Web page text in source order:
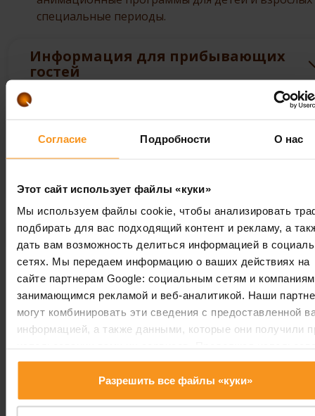
Согласие Подробности О нас
Этот сайт использует файлы «куки»
Мы используем файлы cookie, чтобы анализировать
подбирать для вас подходящий контент и рекламу, а
дать вам возможность делиться информацией в
сетях. Мы передаем информацию о ваших действиях на
сайте партнерам Google: социальным сетям и
занимающимся рекламой и веб-аналитикой. Наши
могут комбинировать эти сведения с предоставленной
информацией, а также данными, которые они получили
наш сайт, вы соглашаетесь на использование нами куки-
Разрешить все файлы «куки»
специальные периоды.
Информация для прибывающих
гостей
номера
Информация о велнес-комплексе
Скидки на путешествия:
В зависимости от наличия мест мы
скидку при условии предоплаты с выгодными
бронирования мы всегда предоставляем самые
выгодные цены, из которых уже вычтена скидка.
подробностями обращайтесь:sales@europafit.hu